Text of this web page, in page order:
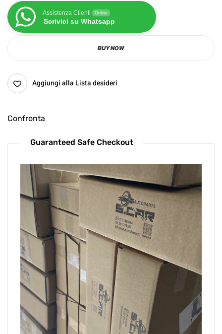
Assistenza Clienti Online
Scrivici su Whatsapp
BUY NOW
Aggiungi alla Lista desideri
Confronta
Guaranteed Safe Checkout